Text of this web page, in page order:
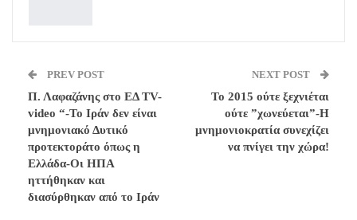
PREV POST
Π. Λαφαζάνης στο ΕΔ TV-
video “-Το Ιράν δεν είναι
μνημονιακό Δυτικό
προτεκτοράτο όπως η
Ελλάδα-Οι ΗΠΑ
ηττήθηκαν και
διασύρθηκαν από το Ιράν
NEXT POST
To 2015 ούτε ξεχνιέται
ούτε ”χωνεύεται”-Η
μνημονιοκρατία συνεχίζει
να πνίγει την χώρα!